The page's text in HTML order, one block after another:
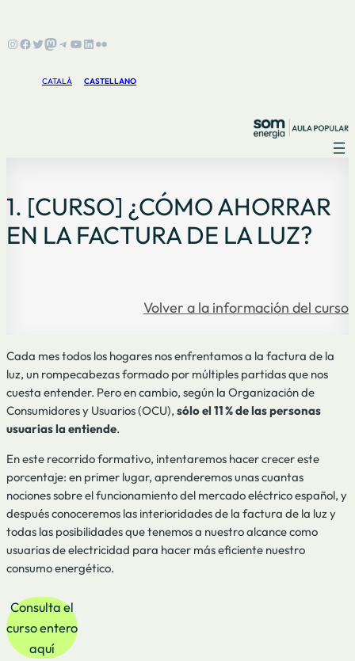
Instagram
Facebook
Twitter
Mastodon
Telegram
YouTube
LinkedIn
Flickr
CATALÀ CASTELLANO
1. [CURSO] ¿CÓMO AHORRAR
EN LA FACTURA DE LA LUZ?
Volver a la información del curso
Cada mes todos los hogares nos enfrentamos a la factura de la
luz, un rompecabezas formado por múltiples partidas que nos
cuesta entender. Pero en cambio, según la Organización de
Consumidores y Usuarios (OCU), sólo el 11 % de las personas
usuarias la entiende.
En este recorrido formativo, intentaremos hacer crecer este
porcentaje: en primer lugar, aprenderemos unas cuantas
nociones sobre el funcionamiento del mercado eléctrico español, y
después conoceremos las interioridades de la factura de la luz y
todas las posibilidades que tenemos a nuestro alcance como
usuarias de electricidad para hacer más eficiente nuestro
consumo energético.
Consulta el
curso entero
aquí